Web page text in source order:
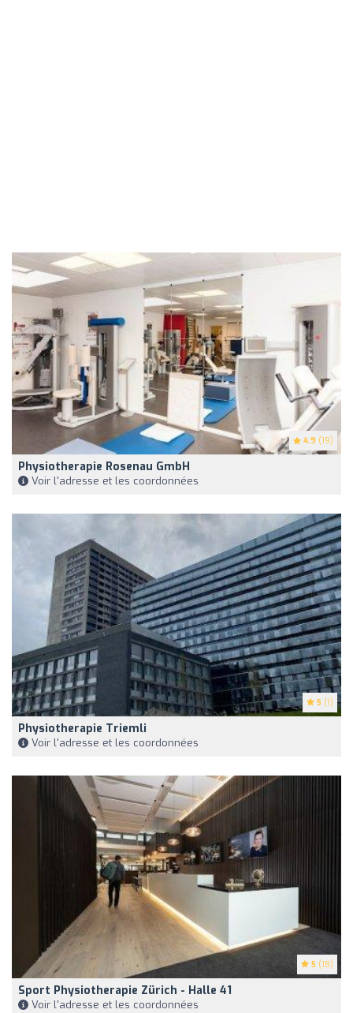
4.9 (19)
Physiotherapie Rosenau GmbH
Voir l'adresse et les coordonnées
5 (1)
Physiotherapie Triemli
Voir l'adresse et les coordonnées
5 (18)
Sport Physiotherapie Zürich - Halle 41
Voir l'adresse et les coordonnées